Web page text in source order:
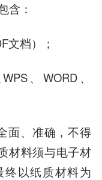
含：
文档）；
、WORD、
面、准确，不得
材料须与电子材
以纸质材料为